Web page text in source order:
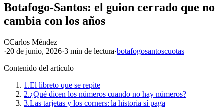
Botafogo-Santos: el guion cerrado que no
cambia con los años
CCarlos Méndez
·20 de junio, 2026·3 min de lectura·botafogosantoscuotas
Contenido del artículo
1.El libreto que se repite
2.¿Qué dicen los números cuando no hay números?
3.Las tarjetas y los corners: la historia sí paga